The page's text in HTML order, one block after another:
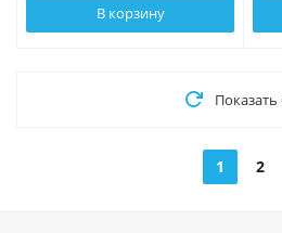
В корзину
1 2